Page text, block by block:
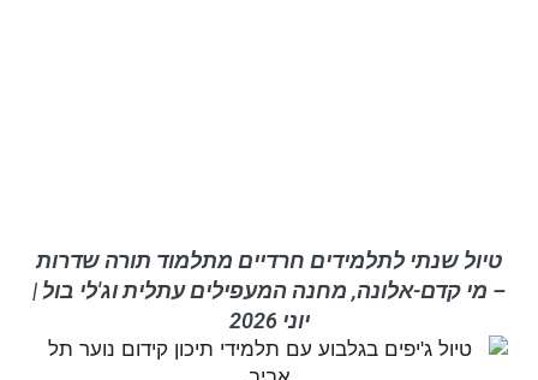
טיול שנתי לתלמידים חרדיים מתלמוד תורה שדרות
– מי קדם-אלונה, מחנה המעפילים עתלית וג'לי בול |
יוני 2026